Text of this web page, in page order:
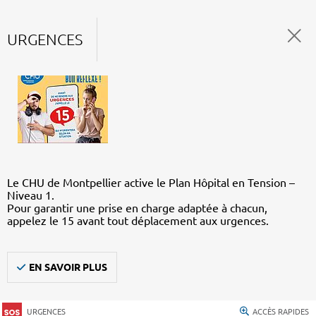
URGENCES
Le CHU de Montpellier active le Plan Hôpital en Tension –
Niveau 1.
Pour garantir une prise en charge adaptée à chacun,
appelez le 15 avant tout déplacement aux urgences.
EN SAVOIR PLUS
URGENCES ACCÈS RAPIDES